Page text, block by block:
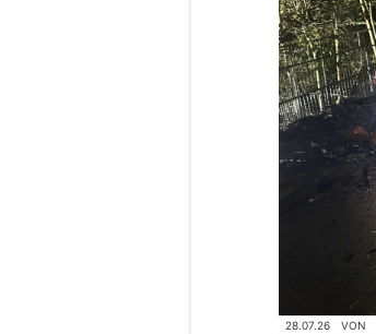
28.07.26 VON